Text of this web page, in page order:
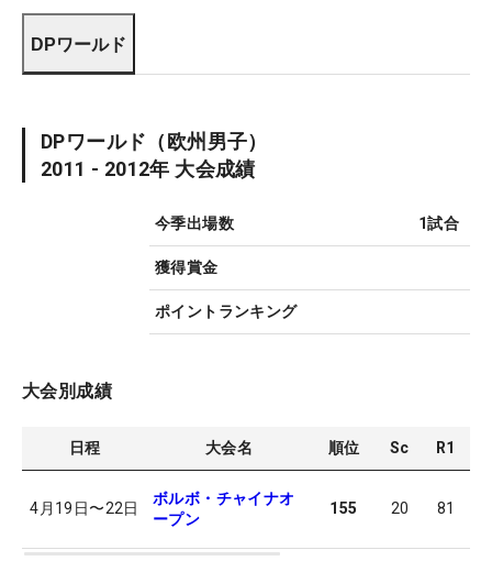
DPワールド
DPワールド （欧州男子）
2011 - 2012年 大会成績
今季出場数 1試合
獲得賞金
ポイントランキング
大会別成績
日程 大会名 順位 Sc R1
4月19日〜22日
ボルボ・チャイナオ
ープン
155 20 81